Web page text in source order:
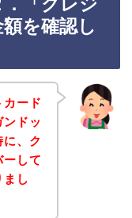
を確認し
カード
ドッ
、ク
ーして
まし